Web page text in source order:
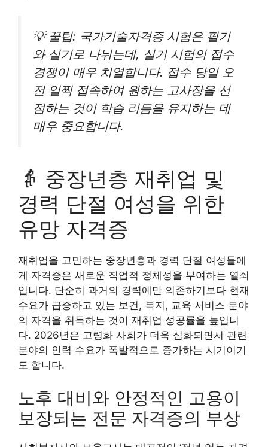
💡 꿀팁: 국가기술자격증 시험은 필기
와 실기로 나뉘는데, 실기 시험의 접수
경쟁이 매우 치열합니다. 접수 당일 오
전 일찍 접속하여 원하는 고사장을 선
점하는 것이 학습 리듬을 유지하는 데
매우 중요합니다.
👵 중장년층 재취업 및
경력 단절 여성을 위한
유망 자격증
재취업을 고민하는 중장년층과 경력 단절 여성들에
게 자격증은 새로운 직업적 정체성을 부여하는 열쇠
입니다. 단순히 과거의 경력에만 의존하기보다 현재
수요가 급증하고 있는 보건, 복지, 교육 서비스 분야
의 자격을 취득하는 것이 재취업 성공률을 높입니
다. 2026년은 고령화 사회가 더욱 심화되면서 관련
분야의 인력 수요가 폭발적으로 증가하는 시기이기
도 합니다.
노후 대비와 안정적인 고용이
보장되는 전문 자격증의 부상